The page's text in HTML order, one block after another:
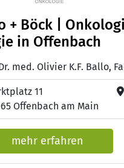
+ Böck |
in Offenbach
11
Offenbach am Main
mehr erfahren